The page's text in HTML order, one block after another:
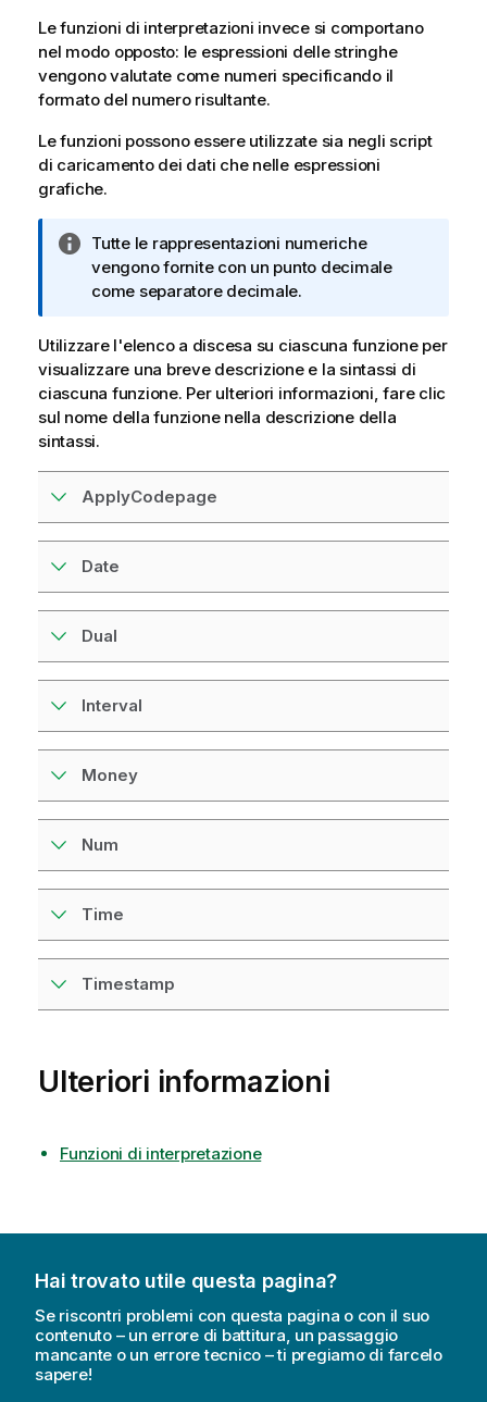
Le funzioni di interpretazioni invece si comportano
nel modo opposto: le espressioni delle stringhe
vengono valutate come numeri specificando il
formato del numero risultante.
Le funzioni possono essere utilizzate sia negli script
di caricamento dei dati che nelle espressioni
grafiche.
N
o
t
i
n
f
o
r
t
i
a
Tutte le rappresentazioni numeriche
vengono fornite con un punto decimale
come separatore decimale.
Utilizzare l'elenco a discesa su ciascuna funzione per
visualizzare una breve descrizione e la sintassi di
ciascuna funzione. Per ulteriori informazioni, fare clic
sul nome della funzione nella descrizione della
sintassi.
ApplyCodepage
Date
Dual
Interval
Money
Num
Time
Timestamp
Ulteriori informazioni
Funzioni di interpretazione
Hai trovato utile questa pagina?
Se riscontri problemi con questa pagina o con il suo
contenuto – un errore di battitura, un passaggio
mancante o un errore tecnico – ti pregiamo di farcelo
sapere!